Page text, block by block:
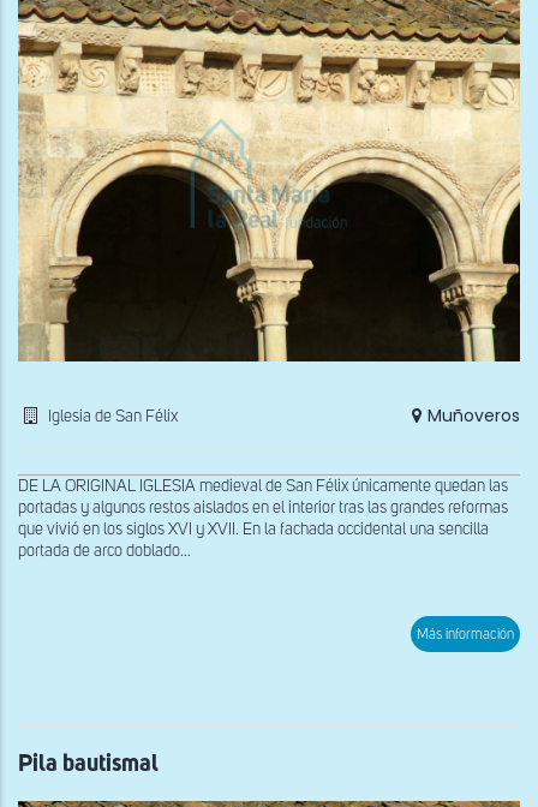
Iglesia de San Félix Muñoveros
DE LA ORIGINAL IGLESIA medieval de San Félix únicamente quedan las
portadas y algunos restos aislados en el interior tras las grandes reformas
que vivió en los siglos XVI y XVII. En la fachada occidental una sencilla
portada de arco doblado...
Más información
Pila bautismal